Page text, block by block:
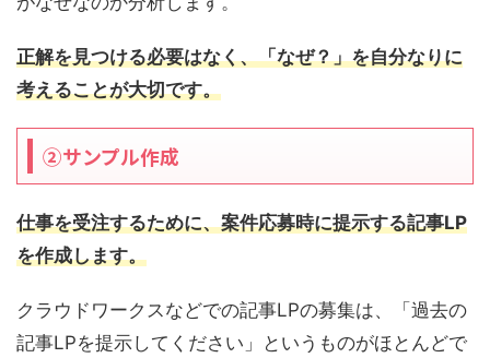
正解を見つける必要はなく、「なぜ？」を自分なりに
考えることが大切です。
②サンプル作成
仕事を受注するために、案件応募時に提示する記事LP
を作成します。
クラウドワークスなどでの記事LPの募集は、「過去の
記事LPを提示してください」というものがほとんどで